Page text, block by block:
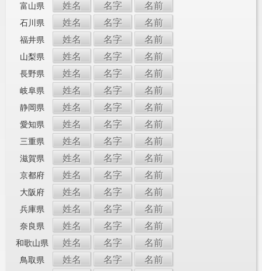
富山県 姓名 名字 名前
石川県 姓名 名字 名前
福井県 姓名 名字 名前
山梨県 姓名 名字 名前
長野県 姓名 名字 名前
岐阜県 姓名 名字 名前
静岡県 姓名 名字 名前
愛知県 姓名 名字 名前
三重県 姓名 名字 名前
滋賀県 姓名 名字 名前
京都府 姓名 名字 名前
大阪府 姓名 名字 名前
兵庫県 姓名 名字 名前
奈良県 姓名 名字 名前
和歌山県 姓名 名字 名前
鳥取県 姓名 名字 名前